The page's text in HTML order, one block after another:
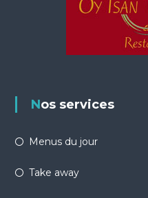
Nos services
Menus du jour
Take away